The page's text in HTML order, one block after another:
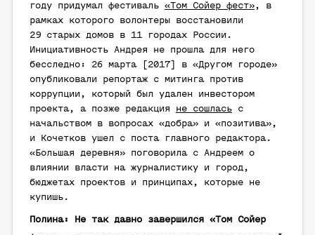
году придумал фестиваль «Том Сойер фест» , в
рамках которого волонтеры восстановили
29 старых домов в 11 городах России.
Инициативность Андрея не прошла для него
бесследно: 26 марта [2017] в «Другом городе»
опубликовали репортаж с митинга против
коррупции, который был удален инвестором
проекта, а позже редакция не сошлась с
начальством в вопросах «добра» и «позитива»,
и Кочетков ушел с поста главного редактора.
«Большая деревня» поговорила с Андреем о
влиянии власти на журналистику и город,
бюджетах проектов и принципах, которые не
купишь.
Полина: Не так давно завершился «Том Сойер